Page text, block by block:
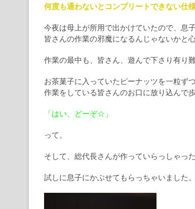
何度も通わないとコンプリートできない仕
今夜は母上が所用で出かけていたので、息
皆さんの作業の邪魔になるんじゃないかと
作業の最中も、皆さん、遊んで下さり有り
お茶菓子に入っていたピーナッツを一粒ずつ
作業をしている皆さんのお口に放り込んで
「はい、どーぞ☆」
って。
そして、総代長さんが作っていらっしゃっ
試しに息子にかぶせてもらっちゃいました。